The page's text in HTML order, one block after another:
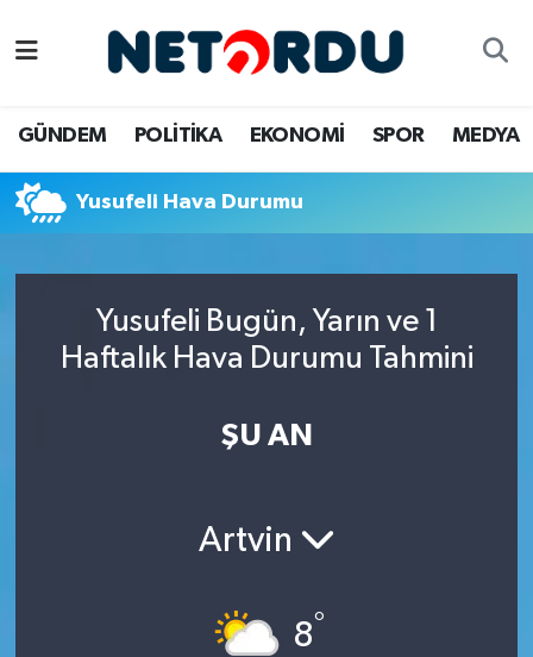
GÜNDEM POLİTİKA EKONOMİ SPOR MEDYA
Yusufeli Hava Durumu
Yusufeli Bugün, Yarın ve 1
Haftalık Hava Durumu Tahmini
ŞU AN
Artvin
8°
DÜNYA
EĞİTİM
EKONOMİ
KULTUR-SANAT
Namaz Vakitleri
Trafik Durumu
Süper Lig Puan Durumu ve Fikstür
Son Dakika Haberleri